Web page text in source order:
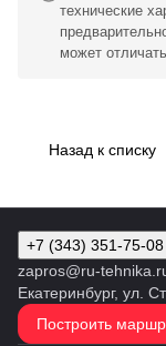
технические
может
Назад к списку
+7 (343) 351-75-08
zapros@ru-
Екатеринбург, ул.
Построить